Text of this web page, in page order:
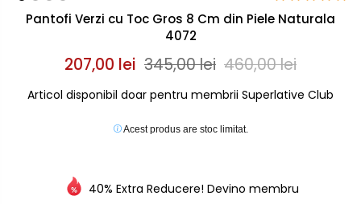
Pantofi Verzi cu Toc Gros 8 Cm din Piele Naturala
4072
207,00 lei 345,00 lei 460,00 lei
Articol disponibil doar pentru membrii Superlative Club
Acest produs are stoc limitat.
40% Extra Reducere! Devino membru